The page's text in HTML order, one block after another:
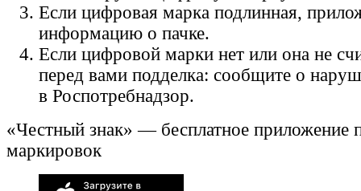
Если цифровая марка подлинная,
информацию о пачке.
Если цифровой марки нет или она не
перед вами подделка: сообщите о
в Роспотребнадзор.
«Честный знак» — бесплатное приложение
маркировок